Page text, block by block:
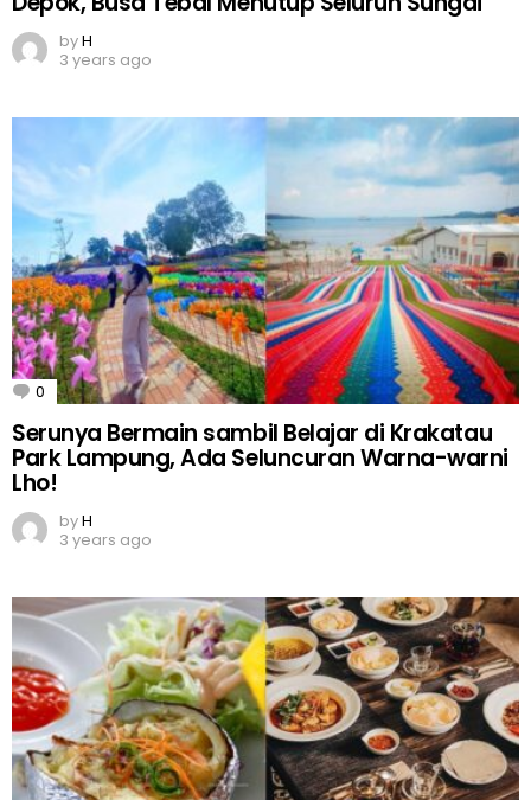
byH
3 years ago
0 Comments
Serunya Bermain sambil Belajar di Krakatau
Park Lampung, Ada Seluncuran Warna-warni
Lho!
byH
3 years ago